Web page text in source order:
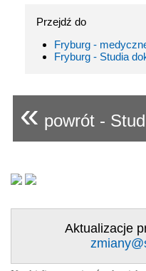
Przejdź do
Fryburg -
Fryburg - Studia
« powrót -
Aktualizacje